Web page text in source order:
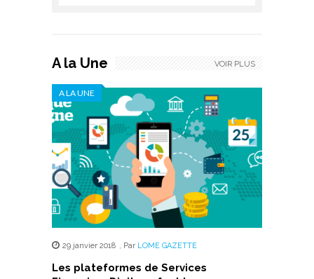
A la Une
A LA UNE
29 janvier 2018 , Par LOME GAZETTE
Les plateformes de Services
VOIR PLUS